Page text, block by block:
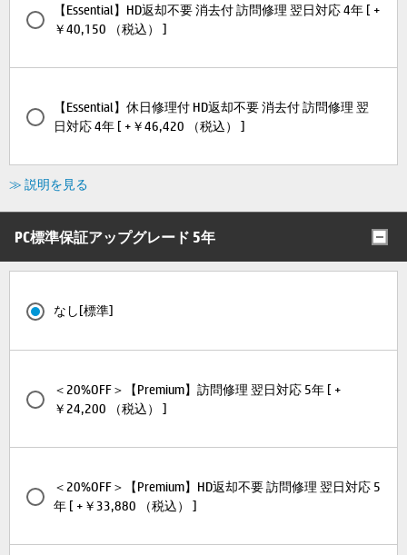
【Essential】HD返却不要 消去付 訪問修理 翌日対応 4年 [ +
￥40,150 （税込） ]
【Essential】休日修理付 HD返却不要 消去付 訪問修理 翌
日対応 4年 [ +￥46,420 （税込） ]
≫ 説明を見る
PC標準保証アップグレード 5年
なし[標準]
＜20%OFF＞【Premium】訪問修理 翌日対応 5年 [ +
￥24,200 （税込） ]
＜20%OFF＞【Premium】HD返却不要 訪問修理 翌日対応 5
年 [ +￥33,880 （税込） ]